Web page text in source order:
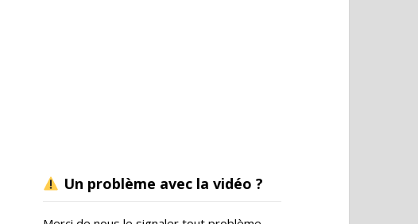
Un problème avec la vidéo ?